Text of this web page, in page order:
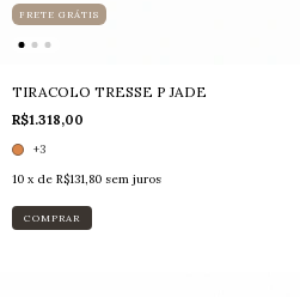
FRETE GRÁTIS
TIRACOLO TRESSE P JADE
R$1.318,00
+3
10 x de R$131,80 sem juros
COMPRAR